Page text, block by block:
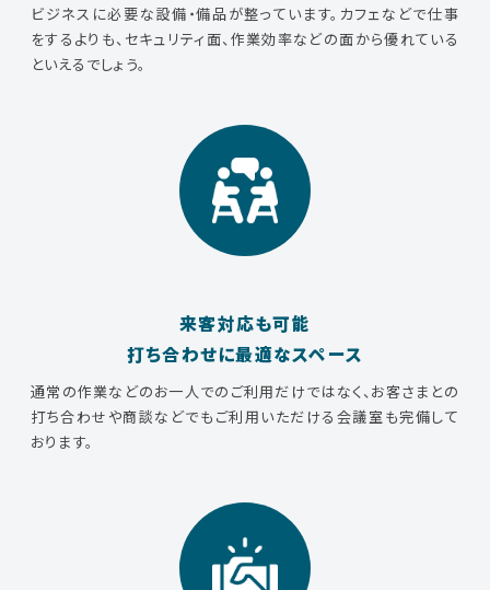
ビジネスに必要な設備・備品が整っています。カフェなどで仕事
をするよりも、セキュリティ面、作業効率などの面から優れている
といえるでしょう。
来客対応も可能
打ち合わせに最適なスペース
通常の作業などのお一人でのご利用だけではなく、お客さまとの
打ち合わせや商談などでもご利用いただける会議室も完備して
おります。